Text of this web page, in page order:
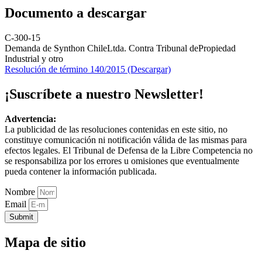
Documento a descargar
C-300-15
Demanda de Synthon ChileLtda. Contra Tribunal dePropiedad
Industrial y otro
Resolución de término 140/2015 (Descargar)
¡Suscríbete a nuestro Newsletter!
Advertencia:
La publicidad de las resoluciones contenidas en este sitio, no
constituye comunicación ni notificación válida de las mismas para
efectos legales. El Tribunal de Defensa de la Libre Competencia no
se responsabiliza por los errores u omisiones que eventualmente
pueda contener la información publicada.
Nombre
Email
Submit
Mapa de sitio